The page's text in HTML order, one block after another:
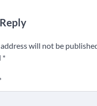
will not be
*